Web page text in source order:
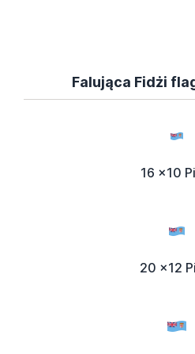
Falująca Fidżi
16 x10
20 x12